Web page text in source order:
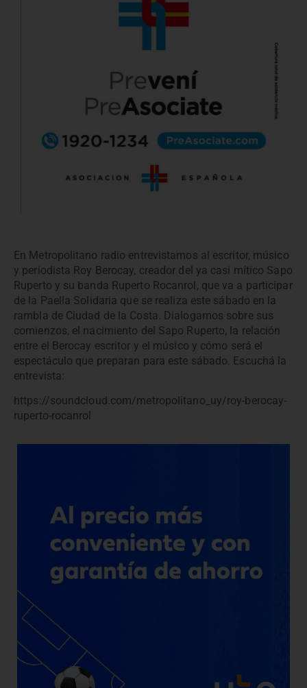
En Metropolitano radio entrevistamos al escritor, músico
y periodista Roy Berocay, creador del ya casi mítico Sapo
Ruperto y su banda Ruperto Rocanrol, que va a participar
de la Paella Solidaria que se realiza este sábado en la
rambla de Ciudad de la Costa. Dialogamos sobre sus
comienzos, el nacimiento del Sapo Ruperto, la relación
entre el Berocay escritor y el músico y cómo será el
espectáculo que preparan para este sábado. Escuchá la
entrevista:
https://soundcloud.com/metropolitano_uy/roy-berocay-
ruperto-rocanrol